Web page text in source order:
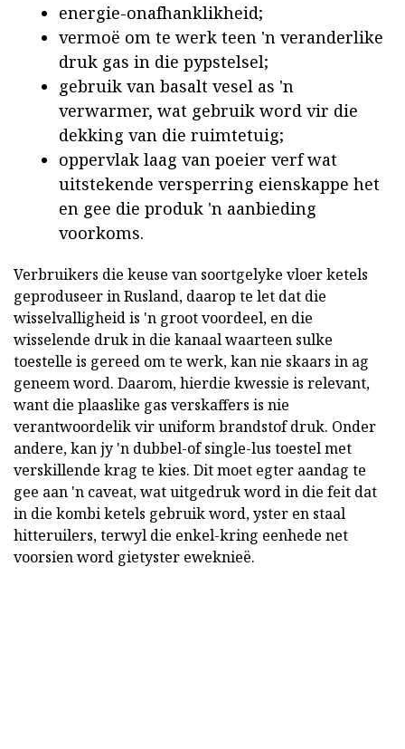
energie-onafhanklikheid;
vermoë om te werk teen 'n veranderlike
druk gas in die pypstelsel;
gebruik van basalt vesel as 'n
verwarmer, wat gebruik word vir die
dekking van die ruimtetuig;
oppervlak laag van poeier verf wat
uitstekende versperring eienskappe het
en gee die produk 'n aanbieding
voorkoms.
Verbruikers die keuse van soortgelyke vloer ketels
geproduseer in Rusland, daarop te let dat die
wisselvalligheid is 'n groot voordeel, en die
wisselende druk in die kanaal waarteen sulke
toestelle is gereed om te werk, kan nie skaars in ag
geneem word. Daarom, hierdie kwessie is relevant,
want die plaaslike gas verskaffers is nie
verantwoordelik vir uniform brandstof druk. Onder
andere, kan jy 'n dubbel-of single-lus toestel met
verskillende krag te kies. Dit moet egter aandag te
gee aan 'n caveat, wat uitgedruk word in die feit dat
in die kombi ketels gebruik word, yster en staal
hitteruilers, terwyl die enkel-kring eenhede net
voorsien word gietyster eweknieë.